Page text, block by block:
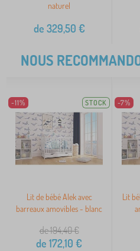
naturel
de 329,50 €
NOUS
-11% STOCK
Lit de bébé Alek avec
barreaux amovibles - blanc
de 194,40€
de 172,10 €
-7%
Lit